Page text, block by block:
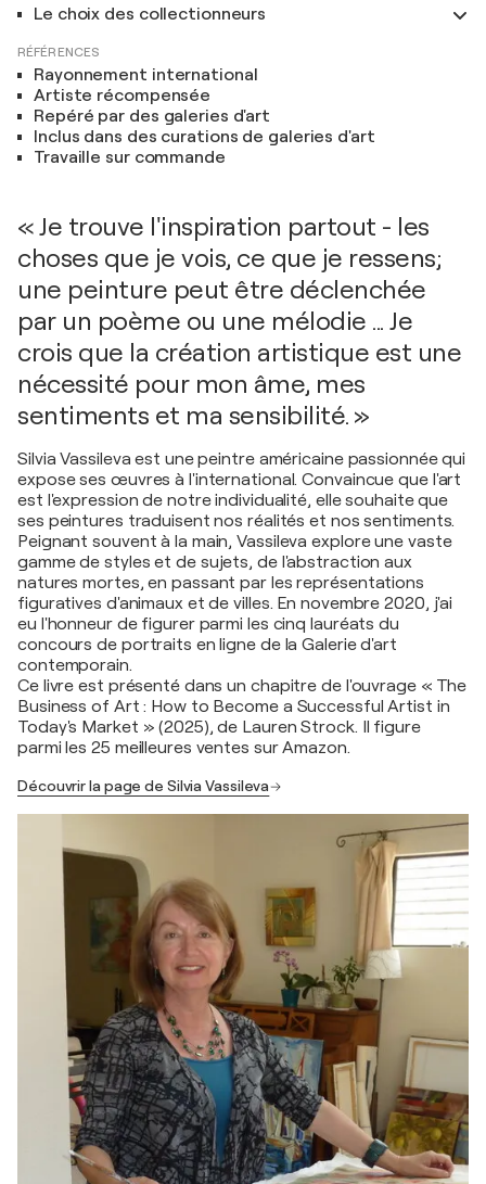
Le choix des collectionneurs
RÉFÉRENCES
Rayonnement international
Artiste récompensée
Repéré par des galeries d'art
Inclus dans des curations de galeries d'art
Travaille sur commande
« Je trouve l'inspiration partout - les
choses que je vois, ce que je ressens;
une peinture peut être déclenchée
par un poème ou une mélodie ... Je
crois que la création artistique est une
nécessité pour mon âme, mes
sentiments et ma sensibilité. »
Silvia Vassileva est une peintre américaine passionnée qui
expose ses œuvres à l'international. Convaincue que l'art
est l'expression de notre individualité, elle souhaite que
ses peintures traduisent nos réalités et nos sentiments.
Peignant souvent à la main, Vassileva explore une vaste
gamme de styles et de sujets, de l'abstraction aux
natures mortes, en passant par les représentations
figuratives d'animaux et de villes. En novembre 2020, j'ai
eu l'honneur de figurer parmi les cinq lauréats du
concours de portraits en ligne de la Galerie d'art
contemporain.
Ce livre est présenté dans un chapitre de l'ouvrage « The
Business of Art : How to Become a Successful Artist in
Today's Market » (2025), de Lauren Strock. Il figure
parmi les 25 meilleures ventes sur Amazon.
Découvrir la page de Silvia Vassileva